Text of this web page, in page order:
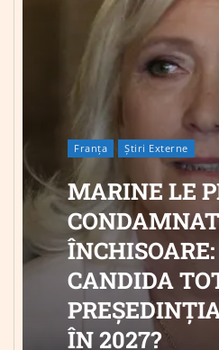
Franța Știri Externe
MARINE LE
CANDIDA
ÎN 2027?